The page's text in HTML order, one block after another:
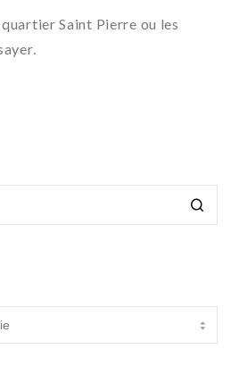
Saint Pierre ou les